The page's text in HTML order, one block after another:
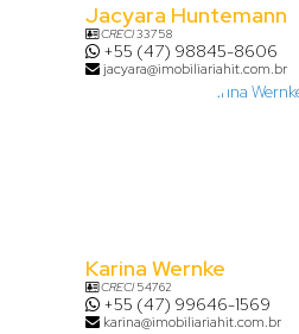
Jacyara Huntemann
CRECI33758
+55 (47) 98845-8606
jacyara@imobiliariahit.com.br
Karina Wernke
CRECI54762
+55 (47) 99646-1569
karina@imobiliariahit.com.br